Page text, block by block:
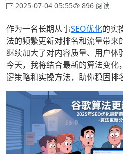
2025-07-04 05:55 896 阅读
作为一名长期从事SEO优化的实
法的频繁更新对排名和流量带
继续加大了对内容质量、用户体
今天，我将结合最新的算法变化
键策略和实操方法，助你稳固排